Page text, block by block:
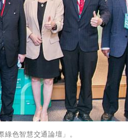
色智慧交通論壇」。